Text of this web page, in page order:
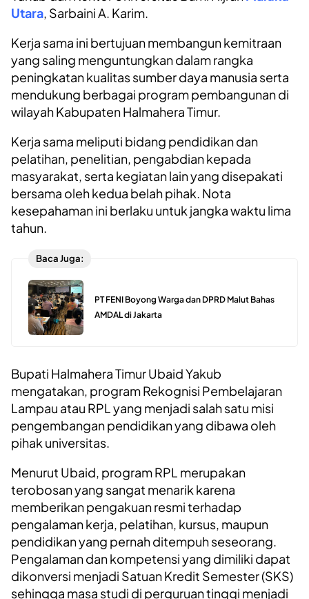
Utara, Sarbaini A. Karim.
Kerja sama ini bertujuan membangun kemitraan
yang saling menguntungkan dalam rangka
peningkatan kualitas sumber daya manusia serta
mendukung berbagai program pembangunan di
wilayah Kabupaten Halmahera Timur.
Kerja sama meliputi bidang pendidikan dan
pelatihan, penelitian, pengabdian kepada
masyarakat, serta kegiatan lain yang disepakati
bersama oleh kedua belah pihak. Nota
kesepahaman ini berlaku untuk jangka waktu lima
tahun.
Baca Juga:
PT FENI Boyong Warga dan DPRD Malut Bahas
AMDAL di Jakarta
Bupati Halmahera Timur Ubaid Yakub
mengatakan, program Rekognisi Pembelajaran
Lampau atau RPL yang menjadi salah satu misi
pengembangan pendidikan yang dibawa oleh
pihak universitas.
Menurut Ubaid, program RPL merupakan
terobosan yang sangat menarik karena
memberikan pengakuan resmi terhadap
pengalaman kerja, pelatihan, kursus, maupun
pendidikan yang pernah ditempuh seseorang.
Pengalaman dan kompetensi yang dimiliki dapat
dikonversi menjadi Satuan Kredit Semester (SKS)
sehingga masa studi di perguruan tinggi menjadi